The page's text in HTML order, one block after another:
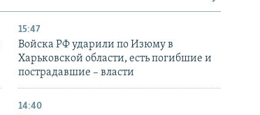
15:47
Войска РФ ударили по Изюму в
Харьковской области, есть погибшие и
пострадавшие – власти
14:40